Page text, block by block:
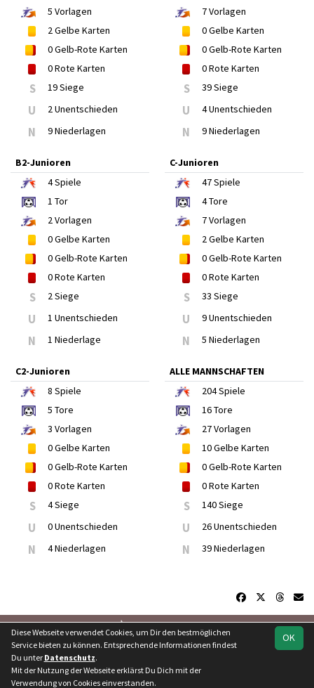
5 Vorlagen
2Gelbe Karten
0Gelb-Rote Karten
0Rote Karten
S 19 Siege
U 2 Unentschieden
N 9 Niederlagen
7Vorlagen
0Gelbe Karten
0Gelb-Rote Karten
0Rote Karten
S 39 Siege
U 4 Unentschieden
N 9 Niederlagen
B2-Junioren
4Spiele
1 Tor
2Vorlagen
0Gelbe Karten
0Gelb-Rote Karten
0Rote Karten
S 2 Siege
U 1 Unentschieden
N 1 Niederlage
C-Junioren
47Spiele
4Tore
7Vorlagen
2Gelbe Karten
0Gelb-Rote Karten
0Rote Karten
S 33 Siege
U 9 Unentschieden
N 5 Niederlagen
C2-Junioren
8 Spiele
5 Tore
3 Vorlagen
0Gelbe Karten
0Gelb-Rote Karten
0Rote Karten
S 4 Siege
U 0 Unentschieden
N 4 Niederlagen
ALLE MANNSCHAFTEN
204Spiele
16Tore
27Vorlagen
10Gelbe Karten
0Gelb-Rote Karten
0Rote Karten
S 140 Siege
U 26 Unentschieden
N 39 Niederlagen
soccero.de
Besucherstatistik
Datenschutz
OK
Diese Webseite verwendet Cookies, um Dir den bestmöglichen
Service bieten zu können. Entsprechende Informationen findest
Du unter Datenschutz.
Mit der Nutzung der Webseite erklärst Du Dich mit der
Verwendung von Cookies einverstanden.